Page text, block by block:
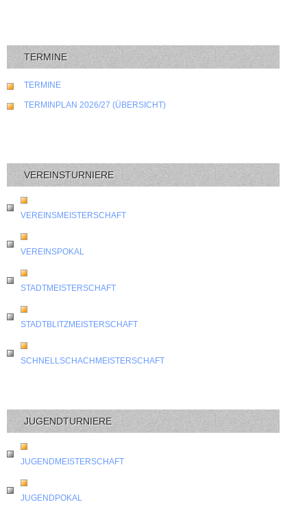
TERMINE
TERMINE
TERMINPLAN 2026/27 (ÜBERSICHT)
VEREINSTURNIERE
VEREINSMEISTERSCHAFT
VEREINSPOKAL
STADTMEISTERSCHAFT
STADTBLITZMEISTERSCHAFT
SCHNELLSCHACHMEISTERSCHAFT
JUGENDTURNIERE
JUGENDMEISTERSCHAFT
JUGENDPOKAL